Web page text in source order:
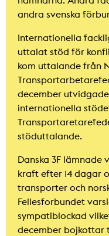
andra svenska
Internationella
uttalat stöd för
kom uttalande från
december
internationella
stöduttalande.
Danska 3F lämnade
kraft efter 14 dagar
transporter och
Fellesforbundet
sympatiblockad
december bojkottar